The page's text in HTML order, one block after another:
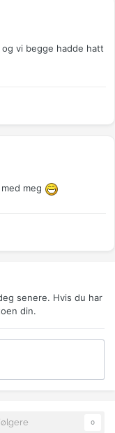
vi begge hadde hatt
meg
senere. Hvis du har
din.
0